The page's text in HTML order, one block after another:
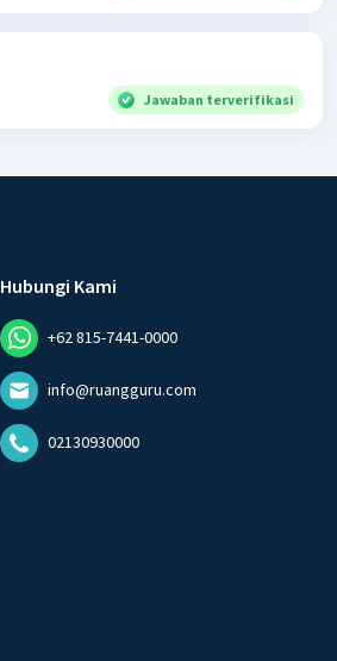
Jawaban terverifikasi
Hubungi Kami
+62 815-7441-0000
info@ruangguru.com
02130930000